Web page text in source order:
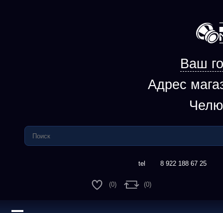
Ваш
Адрес
8 922 188 67 25
(0) (0)